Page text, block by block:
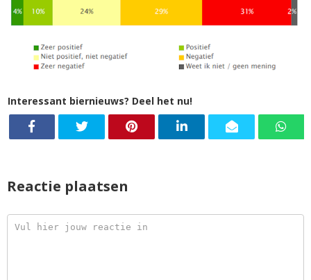
Interessant biernieuws? Deel het nu!
Reactie plaatsen